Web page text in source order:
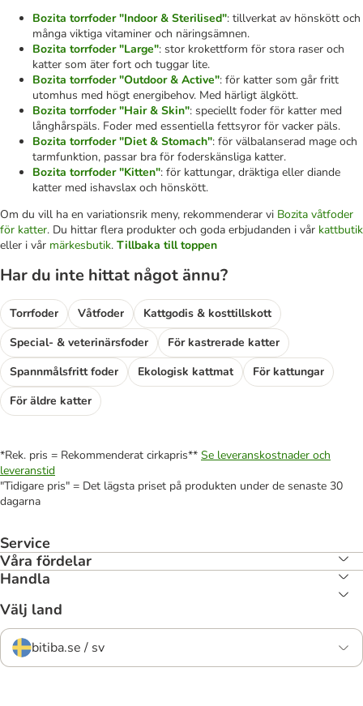
Bozita torrfoder "Indoor & Sterilised": tillverkat av hönskött och
många viktiga vitaminer och näringsämnen.
Bozita torrfoder "Large": stor krokettform för stora raser och
katter som äter fort och tuggar lite.
Bozita torrfoder "Outdoor & Active": för katter som går fritt
utomhus med högt energibehov. Med härligt älgkött.
Bozita torrfoder "Hair & Skin": speciellt foder för katter med
långhårspäls. Foder med essentiella fettsyror för vacker päls.
Bozita torrfoder "Diet & Stomach": för välbalanserad mage och
tarmfunktion, passar bra för foderskänsliga katter.
Bozita torrfoder "Kitten": för kattungar, dräktiga eller diande
katter med ishavslax och hönskött.
Om du vill ha en variationsrik meny, rekommenderar vi Bozita våtfoder
för katter. Du hittar flera produkter och goda erbjudanden i vår kattbutik
eller i vår märkesbutik. Tillbaka till toppen
Har du inte hittat något ännu?
Torrfoder Våtfoder
Kattgodis & kosttillskott
Special- & veterinärsfoder
För kastrerade katter
Spannmålsfritt foder
Ekologisk kattmat
För kattungar
För äldre katter
*Rek. pris = Rekommenderat cirkapris** Se leveranskostnader och
leveranstid
"Tidigare pris" = Det lägsta priset på produkten under de senaste 30
dagarna
Service
Våra fördelar
Handla
Välj land
bitiba.se / sv